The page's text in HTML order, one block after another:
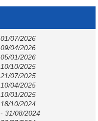
01/07/2026
09/04/2026
05/01/2026
10/10/2025
21/07/2025
10/04/2025
10/01/2025
18/10/2024
- 31/08/2024